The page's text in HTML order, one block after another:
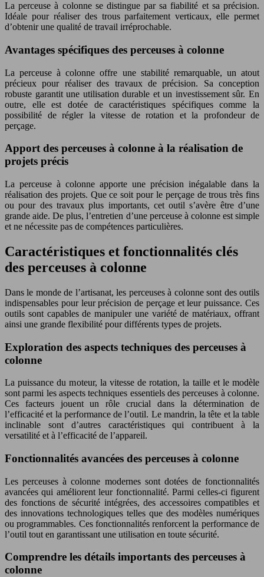
La perceuse à colonne se distingue par sa fiabilité et sa précision.
Idéale pour réaliser des trous parfaitement verticaux, elle permet
d’obtenir une qualité de travail irréprochable.
Avantages spécifiques des perceuses à colonne
La perceuse à colonne offre une stabilité remarquable, un atout
précieux pour réaliser des travaux de précision. Sa conception
robuste garantit une utilisation durable et un investissement sûr. En
outre, elle est dotée de caractéristiques spécifiques comme la
possibilité de régler la vitesse de rotation et la profondeur de
perçage.
Apport des perceuses à colonne à la réalisation de
projets précis
La perceuse à colonne apporte une précision inégalable dans la
réalisation des projets. Que ce soit pour le perçage de trous très fins
ou pour des travaux plus importants, cet outil s’avère être d’une
grande aide. De plus, l’entretien d’une perceuse à colonne est simple
et ne nécessite pas de compétences particulières.
Caractéristiques et fonctionnalités clés
des perceuses à colonne
Dans le monde de l’artisanat, les perceuses à colonne sont des outils
indispensables pour leur précision de perçage et leur puissance. Ces
outils sont capables de manipuler une variété de matériaux, offrant
ainsi une grande flexibilité pour différents types de projets.
Exploration des aspects techniques des perceuses à
colonne
La puissance du moteur, la vitesse de rotation, la taille et le modèle
sont parmi les aspects techniques essentiels des perceuses à colonne.
Ces facteurs jouent un rôle crucial dans la détermination de
l’efficacité et la performance de l’outil. Le mandrin, la tête et la table
inclinable sont d’autres caractéristiques qui contribuent à la
versatilité et à l’efficacité de l’appareil.
Fonctionnalités avancées des perceuses à colonne
Les perceuses à colonne modernes sont dotées de fonctionnalités
avancées qui améliorent leur fonctionnalité. Parmi celles-ci figurent
des fonctions de sécurité intégrées, des accessoires compatibles et
des innovations technologiques telles que des modèles numériques
ou programmables. Ces fonctionnalités renforcent la performance de
l’outil tout en garantissant une utilisation en toute sécurité.
Comprendre les détails importants des perceuses à
colonne